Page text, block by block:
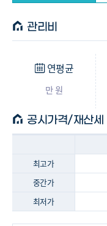
관리비
연평균
만 원
공시가격/재산세
최고가
중간가
최저가